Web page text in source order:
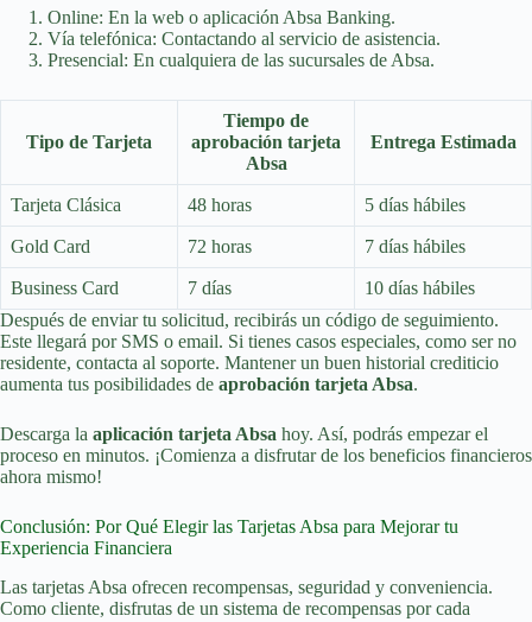
Online: En la web o aplicación Absa Banking.
Vía telefónica: Contactando al servicio de asistencia.
Presencial: En cualquiera de las sucursales de Absa.
Tipo de Tarjeta
Tiempo de
aprobación tarjeta
Absa
Entrega Estimada
Tarjeta Clásica 48 horas 5 días hábiles
Gold Card 72 horas 7 días hábiles
Business Card 7 días
10 días hábiles
Después de enviar tu solicitud, recibirás un código de seguimiento.
Este llegará por SMS o email. Si tienes casos especiales, como ser no
residente, contacta al soporte. Mantener un buen historial crediticio
aumenta tus posibilidades de aprobación tarjeta Absa.
Descarga la aplicación tarjeta Absa hoy. Así, podrás empezar el
proceso en minutos. ¡Comienza a disfrutar de los beneficios financieros
ahora mismo!
Conclusión: Por Qué Elegir las Tarjetas Absa para Mejorar tu
Experiencia Financiera
Las tarjetas Absa ofrecen recompensas, seguridad y conveniencia.
Como cliente, disfrutas de un sistema de recompensas por cada